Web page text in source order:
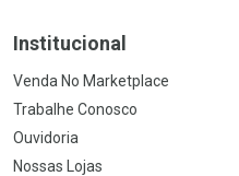
Institucional
Venda No Marketplace
Trabalhe Conosco
Ouvidoria
Nossas Lojas